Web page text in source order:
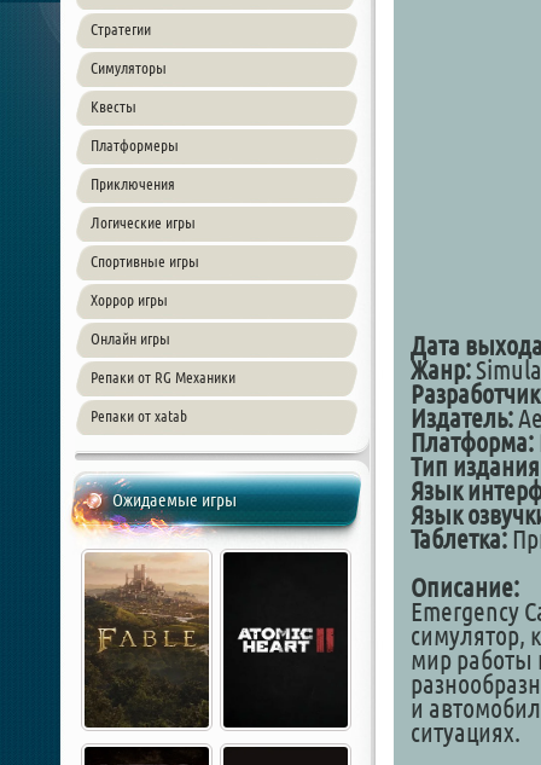
Стратегии
Симуляторы
Квесты
Платформеры
Приключения
Логические игры
Спортивные игры
Хоррор игры
Онлайн игры
Репаки от RG Механики
Репаки от xatab
Ожидаемые игры
Дата
Жанр:
Издатель:
Платформа:
Тип
Язык
Язык
Таблетка:
Описание:
Emergency
симулятор,
мир работы
и
ситуациях.